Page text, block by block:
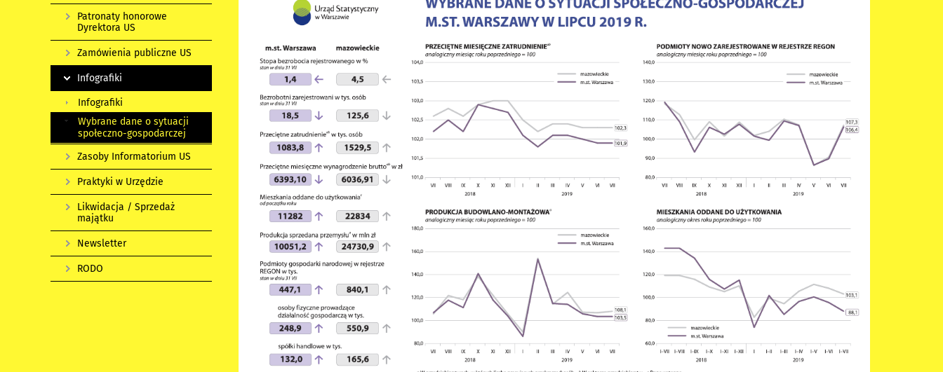
Patronaty honorowe
Dyrektora US
Zamówienia publiczne US
Infografiki
Infografiki
Wybrane dane o sytuacji
społeczno-gospodarczej
Zasoby Informatorium US
Praktyki w Urzędzie
Likwidacja / Sprzedaż
majątku
Newsletter
RODO